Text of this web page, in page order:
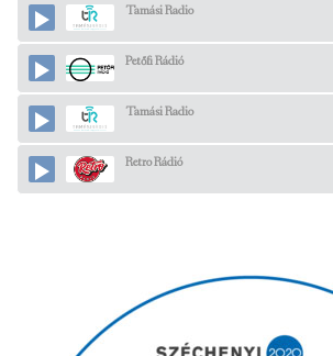
Tamási Radio
Petőfi Rádió
Tamási Radio
Retro Rádió